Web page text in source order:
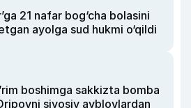
21 nafar bog‘cha bolasini
ayolga sud hukmi o‘qildi
boshimga sakkizta bomba
siyosiy ayblovlardan